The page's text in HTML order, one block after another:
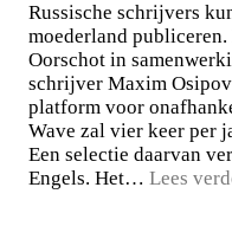
Russische schrijvers
moederland
Oorschot in
schrijver Maxim
platform voor
Wave zal vier keer per
Een selectie daarvan
Engels. Het… Lees